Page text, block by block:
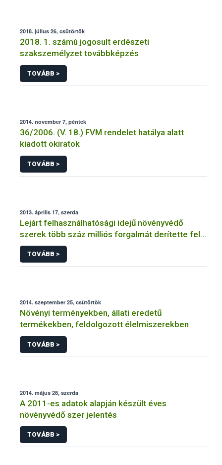
2018. július 26, csütörtök
2018. 1. számú jogosult erdészeti
szakszemélyzet továbbképzés
TOVÁBB >
2014. november 7, péntek
36/2006. (V. 18.) FVM rendelet hatálya alatt
kiadott okiratok
TOVÁBB >
2013. április 17, szerda
Lejárt felhasználhatósági idejű növényvédő
szerek több száz milliós forgalmát derítette fel a
NÉBIH
TOVÁBB >
2014. szeptember 25, csütörtök
Növényi terményekben, állati eredetű
termékekben, feldolgozott élelmiszerekben
TOVÁBB >
2014. május 28, szerda
A 2011-es adatok alapján készült éves
növényvédő szer jelentés
TOVÁBB >